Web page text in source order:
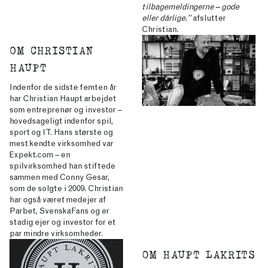
tilbagemeldingerne – gode
eller dårlige.”afslutter
Christian.
OM CHRISTIAN
HAUPT
Indenfor de sidste femten år
har Christian Haupt arbejdet
som entreprenør og investor –
hovedsageligt indenfor spil,
sport og IT. Hans største og
mest kendte virksomhed var
Expekt.com – en
spilvirksomhed han stiftede
sammen med Conny Gesar,
som de solgte i 2009. Christian
har også været medejer af
Parbet, SvenskaFans og er
stadig ejer og investor for et
par mindre virksomheder.
OM HAUPT LAKRITS